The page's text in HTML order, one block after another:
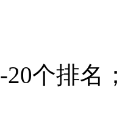
20个排名